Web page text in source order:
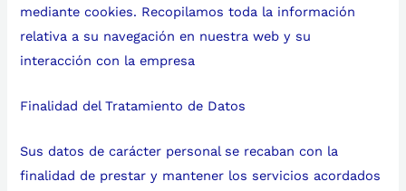
mediante cookies. Recopilamos toda la información
relativa a su navegación en nuestra web y su
interacción con la empresa
Finalidad del Tratamiento de Datos
Sus datos de carácter personal se recaban con la
finalidad de prestar y mantener los servicios acordados